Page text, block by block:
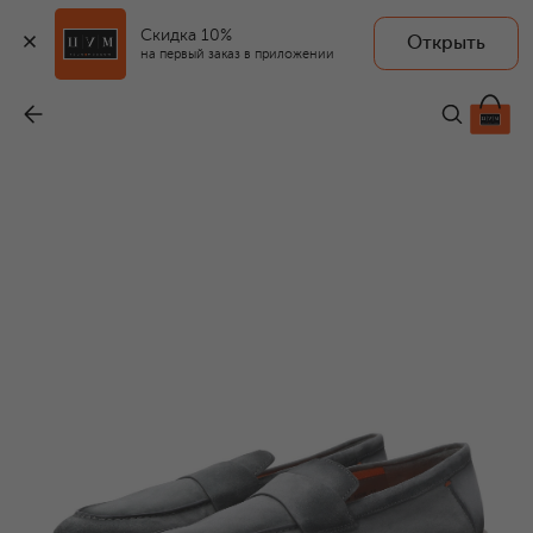
Скидка 10%
на первый заказ в приложении
Открыть
69 650 ₽